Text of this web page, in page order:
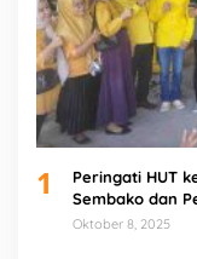
1
Peringati HUT
Sembako dan
Oktober 8, 2025